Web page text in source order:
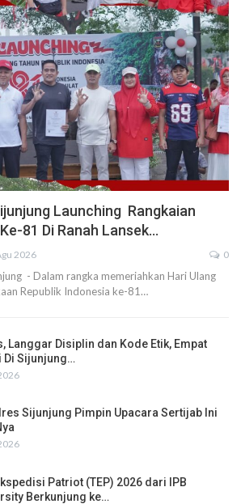
Launching Rangkaian
81 Di Ranah Lansek…
2026 0
- Dalam rangka memeriahkan Hari Ulang
Republik Indonesia ke-81…
Langgar Disiplin dan Kode Etik, Empat
Di Sijunjung…
Sijunjung Pimpin Upacara Sertijab Ini
Patriot (TEP) 2026 dari IPB
Berkunjung ke…